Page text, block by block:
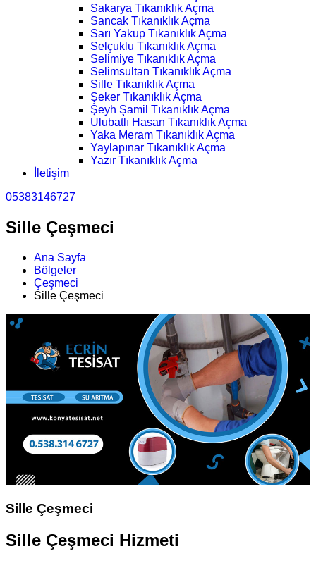
Sakarya Tıkanıklık Açma
Sancak Tıkanıklık Açma
Sarı Yakup Tıkanıklık Açma
Selçuklu Tıkanıklık Açma
Selimiye Tıkanıklık Açma
Selimsultan Tıkanıklık Açma
Sille Tıkanıklık Açma
Şeker Tıkanıklık Açma
Şeyh Şamil Tıkanıklık Açma
Ulubatlı Hasan Tıkanıklık Açma
Yaka Meram Tıkanıklık Açma
Yaylapınar Tıkanıklık Açma
Yazır Tıkanıklık Açma
İletişim
05383146727
Sille Çeşmeci
Ana Sayfa
Bölgeler
Çeşmeci
Sille Çeşmeci
Sille Çeşmeci
Sille Çeşmeci Hizmeti